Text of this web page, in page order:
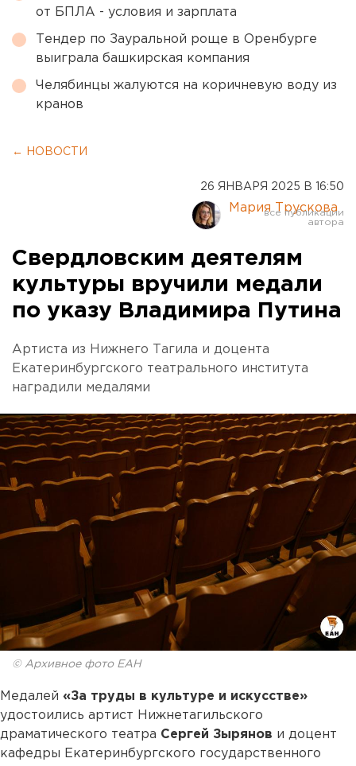
от БПЛА - условия и зарплата
Тендер по Зауральной роще в Оренбурге
выиграла башкирская компания
Челябинцы жалуются на коричневую воду из
кранов
← НОВОСТИ
26 ЯНВАРЯ 2025 В 16:50
Мария Трускова
Свердловским деятелям
культуры вручили медали
по указу Владимира Путина
Артиста из Нижнего Тагила и доцента
Екатеринбургского театрального института
наградили медалями
© Архивное фото ЕАН
Медалей «За труды в культуре и искусстве»
удостоились артист Нижнетагильского
драматического театра Сергей Зырянов и доцент
кафедры Екатеринбургского государственного